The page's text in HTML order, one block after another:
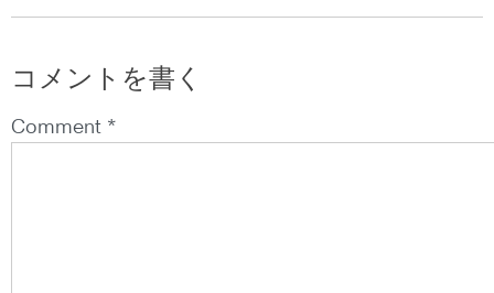
コメントを書く
Comment *